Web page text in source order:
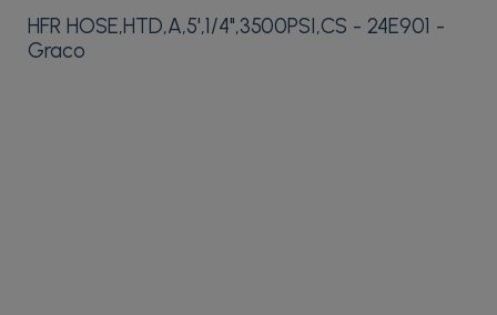
HFR HOSE,HTD,A,5',1/4",3500PSI,CS - 24E901 -
Graco